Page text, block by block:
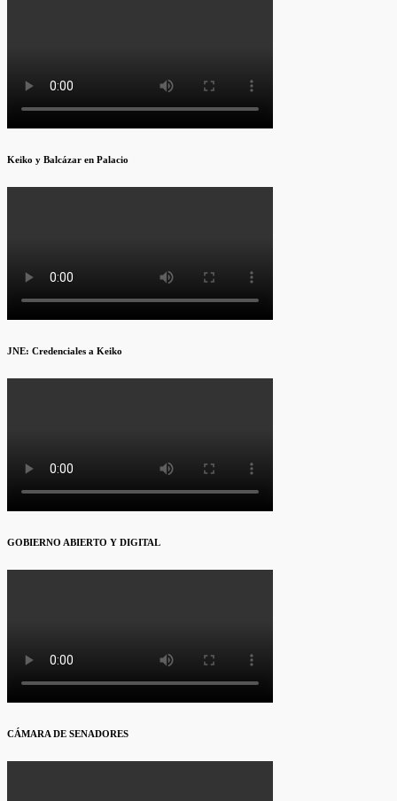
Keiko y Balcázar en Palacio
JNE: Credenciales a Keiko
GOBIERNO ABIERTO Y DIGITAL
CÁMARA DE SENADORES